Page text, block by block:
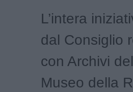
L’intera
dal Consiglio
con Archivi
Museo della